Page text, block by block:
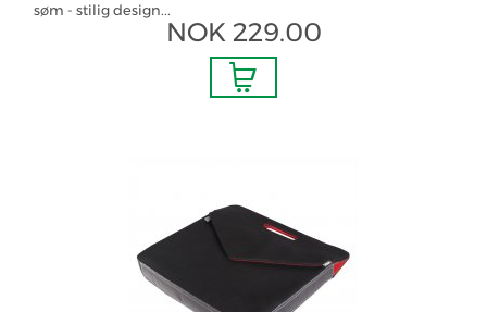
søm - stilig design...
NOK 229.00